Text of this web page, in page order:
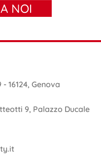
NOI
16124, Genova
9, Palazzo Ducale